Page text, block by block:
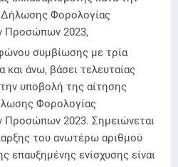
Φορολογίας
Προσώπων 2023,
συμβίωσης με τρία
άνω, βάσει τελευταίας
υποβολή της αίτησης
Φορολογίας
Προσώπων 2023. Σημειώνεται
του ανωτέρω αριθμού
επαυξημένης ενίσχυσης είναι